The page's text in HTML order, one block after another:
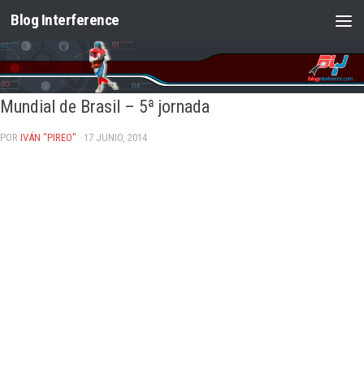
Saltar al contenido
Blog Interference
Mundial de Brasil – 5ª jornada
POR IVÁN "PIREO" · 17 JUNIO, 2014